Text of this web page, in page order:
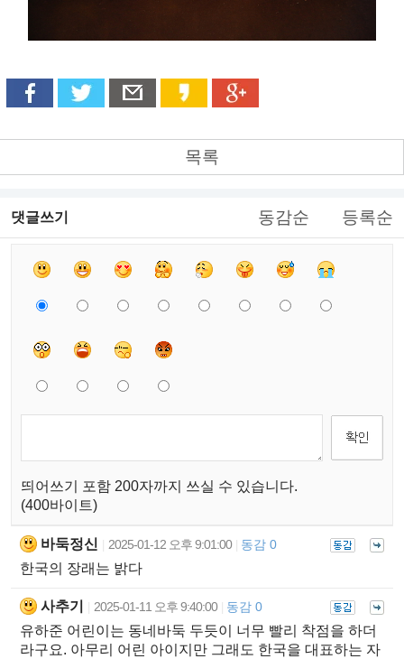
목록
댓글쓰기 동감순 등록순
띄어쓰기 포함 200자까지 쓰실 수 있습니다.
(400바이트)
바둑정신 2025-01-12 오후 9:01:00 동감 0
한국의 장래는 밝다
사추기 2025-01-11 오후 9:40:00 동감 0
유하준 어린이는 동네바둑 두듯이 너무 빨리 착점을 하더
라구요. 아무리 어린 아이지만 그래도 한국을 대표하는 자